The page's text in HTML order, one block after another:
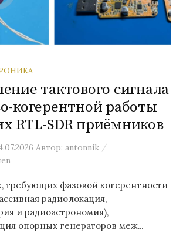
тактового сигнала
когерентной работы
RTL-SDR приёмников
Автор: antonnik /
требующих фазовой когерентности
радиолокация,
и радиоастрономия),
опорных генераторов меж...